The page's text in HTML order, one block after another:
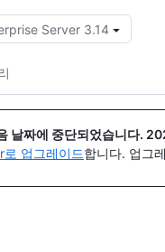
Server 3.14
날짜에 중단되었습니다.
업그레이드합니다. 업그